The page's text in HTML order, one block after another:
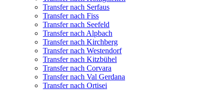
Transfer nach Serfaus
Transfer nach Fiss
Transfer nach Seefeld
Transfer nach Alpbach
Transfer nach Kirchberg
Transfer nach Westendorf
Transfer nach Kitzbühel
Transfer nach Corvara
Transfer nach Val Gerdana
Transfer nach Ortisei